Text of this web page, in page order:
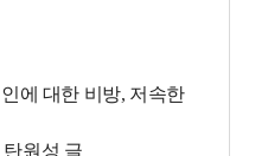
에 대한 비방, 저속한
탄원성 글